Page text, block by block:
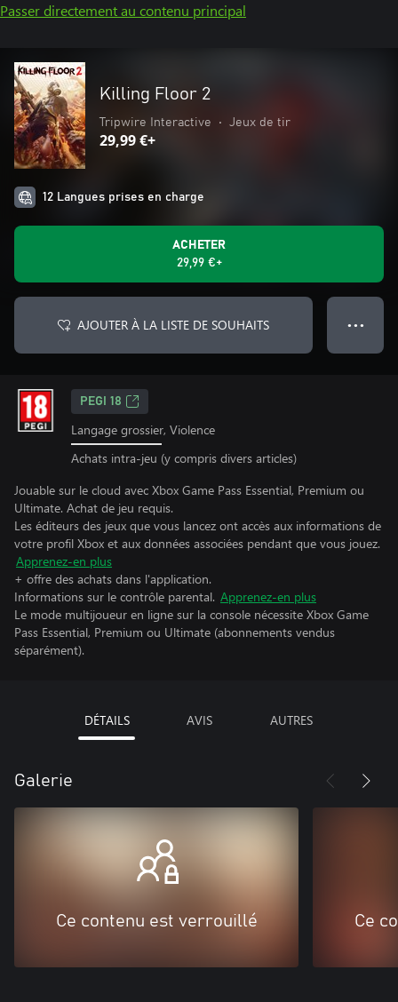
Passer directement au contenu principal
Killing Floor 2
Tripwire Interactive • Jeux de tir
29,99 €+
12 Langues prises en charge
ACHETER
29,99 €+
AJOUTER À LA LISTE DE SOUHAITS ● ● ●
PEGI 18
Langage grossier, Violence
Achats intra-jeu (y compris divers articles)
Jouable sur le cloud avec Xbox Game Pass Essential, Premium ou
Ultimate. Achat de jeu requis.
Les éditeurs des jeux que vous lancez ont accès aux informations de
votre profil Xbox et aux données associées pendant que vous jouez.
Apprenez-en plus
+ offre des achats dans l'application.
Informations sur le contrôle parental. Apprenez-en plus
Le mode multijoueur en ligne sur la console nécessite Xbox Game
Pass Essential, Premium ou Ultimate (abonnements vendus
séparément).
DÉTAILS AVIS AUTRES
Galerie
Ce contenu est verrouillé Ce